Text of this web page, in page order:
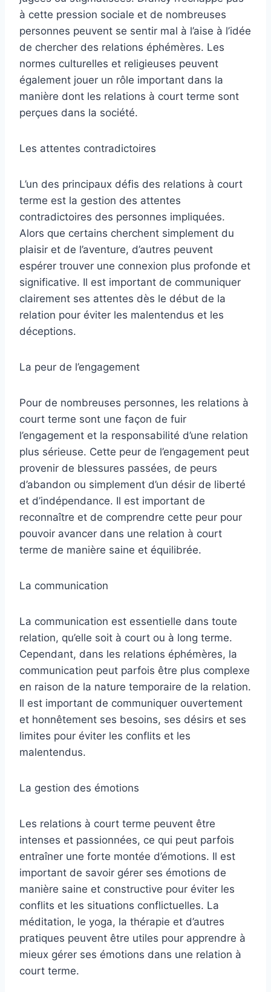
à cette pression sociale et de nombreuses
personnes peuvent se sentir mal à l’aise à l’idée
de chercher des relations éphémères. Les
normes culturelles et religieuses peuvent
également jouer un rôle important dans la
manière dont les relations à court terme sont
perçues dans la société.
Les attentes contradictoires
L’un des principaux défis des relations à court
terme est la gestion des attentes
contradictoires des personnes impliquées.
Alors que certains cherchent simplement du
plaisir et de l’aventure, d’autres peuvent
espérer trouver une connexion plus profonde et
significative. Il est important de communiquer
clairement ses attentes dès le début de la
relation pour éviter les malentendus et les
déceptions.
La peur de l’engagement
Pour de nombreuses personnes, les relations à
court terme sont une façon de fuir
l’engagement et la responsabilité d’une relation
plus sérieuse. Cette peur de l’engagement peut
provenir de blessures passées, de peurs
d’abandon ou simplement d’un désir de liberté
et d’indépendance. Il est important de
reconnaître et de comprendre cette peur pour
pouvoir avancer dans une relation à court
terme de manière saine et équilibrée.
La communication
La communication est essentielle dans toute
relation, qu’elle soit à court ou à long terme.
Cependant, dans les relations éphémères, la
communication peut parfois être plus complexe
en raison de la nature temporaire de la relation.
Il est important de communiquer ouvertement
et honnêtement ses besoins, ses désirs et ses
limites pour éviter les conflits et les
malentendus.
La gestion des émotions
Les relations à court terme peuvent être
intenses et passionnées, ce qui peut parfois
entraîner une forte montée d’émotions. Il est
important de savoir gérer ses émotions de
manière saine et constructive pour éviter les
conflits et les situations conflictuelles. La
méditation, le yoga, la thérapie et d’autres
pratiques peuvent être utiles pour apprendre à
mieux gérer ses émotions dans une relation à
court terme.